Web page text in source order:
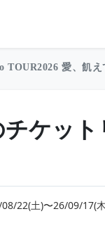
TOUR2026 愛、飢え
ケッ
22(土)〜26/09/17(